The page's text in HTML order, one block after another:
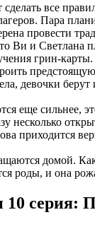
все
Пара
провести
Ви и Светлана
грин-
девочки
еще сильнее,
несколько
приходится
домой.
роды, и она
10 серия: